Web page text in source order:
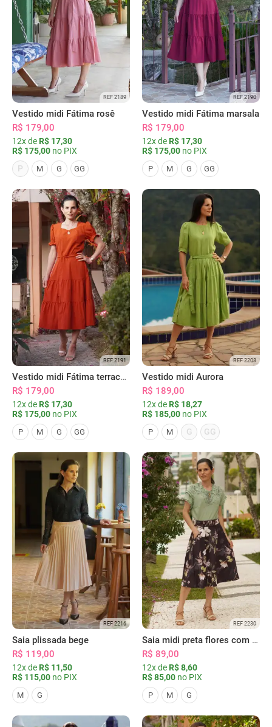
REF 2189
Vestido midi Fátima rosê
R$ 179,00
12x de R$ 17,30
R$ 175,00 no PIX
P
M G GG
REF 2190
Vestido midi Fátima marsala
R$ 179,00
12x de R$ 17,30
R$ 175,00 no PIX
P M G GG
REF 2191
Vestido midi Fátima terracota
R$ 179,00
12x de R$ 17,30
R$ 175,00 no PIX
P M G GG
REF 2208
Vestido midi Aurora
R$ 189,00
12x de R$ 18,27
R$ 185,00 no PIX
P M G GG
REF 2216
Saia plissada bege
R$ 119,00
12x de R$ 11,50
R$ 115,00 no PIX
M G
REF 2230
Saia midi preta flores com bolsos
R$ 89,00
12x de R$ 8,60
R$ 85,00 no PIX
P M G